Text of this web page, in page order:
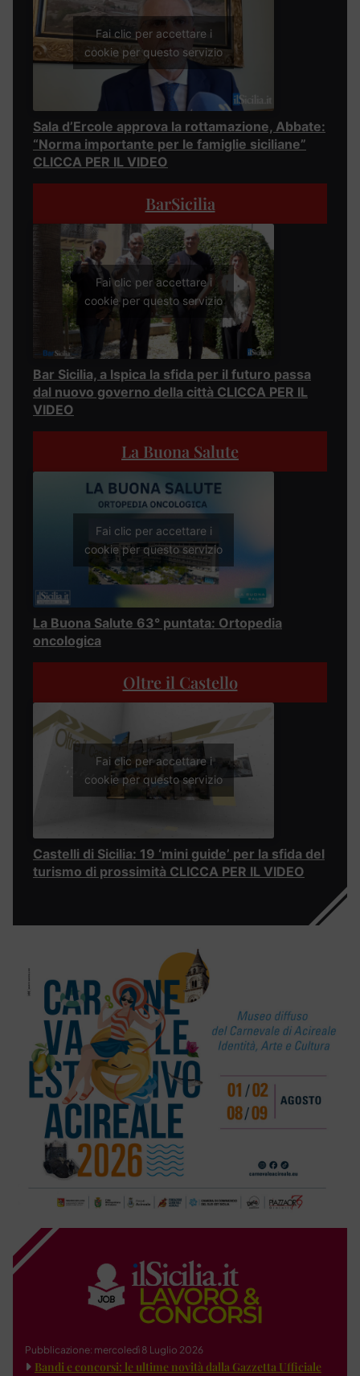
Fai clic per accettare i
cookie per questo servizio
Sala d’Ercole approva la rottamazione, Abbate:
“Norma importante per le famiglie siciliane”
CLICCA PER IL VIDEO
BarSicilia
Fai clic per accettare i
cookie per questo servizio
Bar Sicilia, a Ispica la sfida per il futuro passa
dal nuovo governo della città CLICCA PER IL
VIDEO
La Buona Salute
Fai clic per accettare i
cookie per questo servizio
La Buona Salute 63° puntata: Ortopedia
oncologica
Oltre il Castello
Fai clic per accettare i
cookie per questo servizio
Castelli di Sicilia: 19 ‘mini guide’ per la sfida del
turismo di prossimità CLICCA PER IL VIDEO
Pubblicazione: mercoledì 8 Luglio 2026
Bandi e concorsi: le ultime novità dalla Gazzetta Ufficiale